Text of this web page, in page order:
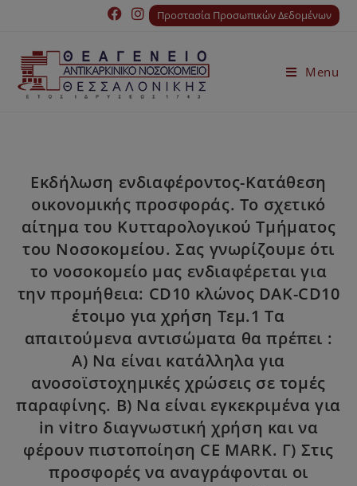
Προστασία Προσωπικών Δεδομένων
Menu
Εκδήλωση ενδιαφέροντος-Κατάθεση
οικονομικής προσφοράς. Το σχετικό
αίτημα του Κυτταρολογικού Τμήματος
του Νοσοκομείου. Σας γνωρίζουμε ότι
το νοσοκομείο μας ενδιαφέρεται για
την προμήθεια: CD10 κλώνος DAK-CD10
έτοιμο για χρήση Τεμ.1 Τα
απαιτούμενα αντισώματα θα πρέπει :
Α) Να είναι κατάλληλα για
ανοσοϊστοχημικές χρώσεις σε τομές
παραφίνης. Β) Να είναι εγκεκριμένα για
in vitro διαγνωστική χρήση και να
φέρουν πιστοποίηση CE MARK. Γ) Στις
προσφορές να αναγράφονται οι